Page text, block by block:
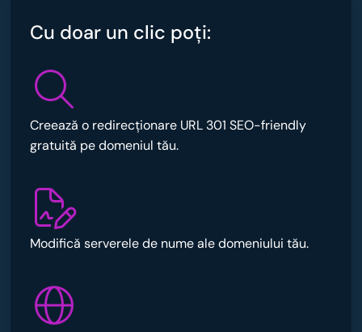
Cu doar un clic poţi:
Creează o redirecționare URL 301 SEO-friendly
gratuită pe domeniul tău.
Modifică serverele de nume ale domeniului tău.